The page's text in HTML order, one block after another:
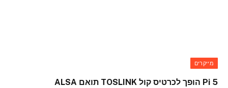
מייקרים
Pi 5 הופך לכרטיס קול TOSLINK תואם ALSA